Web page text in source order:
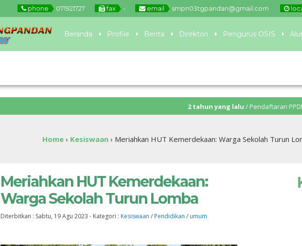
phone 071921727 fax - email smpn03tgpandan@gmail.com
Beranda Profile Berita Direktori Pengurus OSIS
2 tahun yang lalu/ Pendaftaran PPDB akan ditutup
Home› Kesiswaan› Meriahkan HUT Kemerdekaan: Warga Sekolah Turun
Meriahkan HUT Kemerdekaan:
Warga Sekolah Turun Lomba
Diterbitkan : Sabtu, 19 Agu 2023 - Kategori : Kesiswaan / Pendidikan / umum